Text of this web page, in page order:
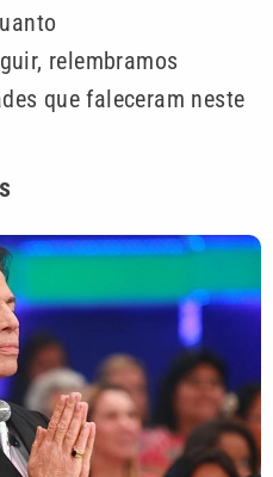
relembramos
que faleceram neste